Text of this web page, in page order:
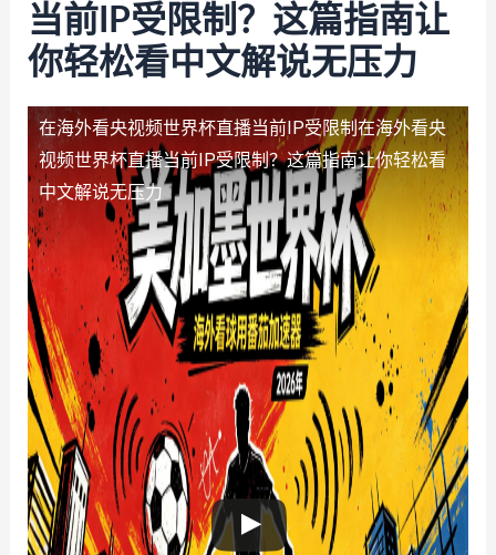
当前IP受限制？这篇指南让
你轻松看中文解说无压力
在海外看央视频世界杯直播当前IP受限制在海外看央
视频世界杯直播当前IP受限制？这篇指南让你轻松看
中文解说无压力